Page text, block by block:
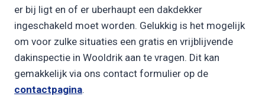
er bij ligt en of er uberhaupt een dakdekker
ingeschakeld moet worden. Gelukkig is het mogelijk
om voor zulke situaties een gratis en vrijblijvende
dakinspectie in Wooldrik aan te vragen. Dit kan
gemakkelijk via ons contact formulier op de
contactpagina.